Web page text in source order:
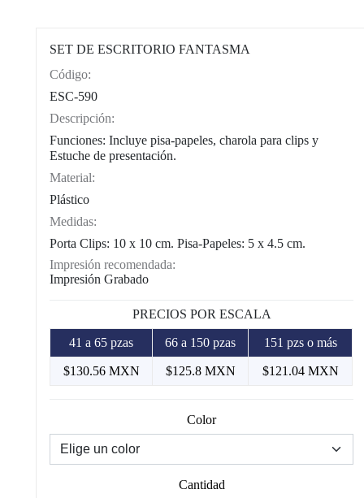
SET DE ESCRITORIO FANTASMA
Código:
ESC-590
Descripción:
Funciones: Incluye pisa-papeles, charola para clips y
Estuche de presentación.
Material:
Plástico
Medidas:
Porta Clips: 10 x 10 cm. Pisa-Papeles: 5 x 4.5 cm.
Impresión recomendada:
Impresión Grabado
PRECIOS POR ESCALA
41 a 65 pzas 66 a 150 pzas 151 pzs o más
$130.56 MXN $125.8 MXN $121.04 MXN
Color
Cantidad